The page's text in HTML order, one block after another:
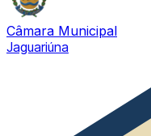
Câmara Municipal
Jaguariúna